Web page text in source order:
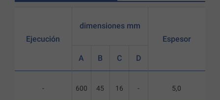
Ejecución
-
dimensiones mm
A B C D
600 45 16 -
Espesor
5,0